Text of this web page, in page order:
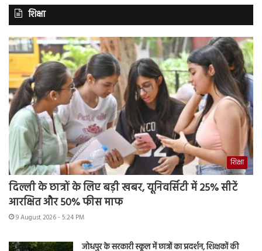
शिक्षा
शिक्षा
दिल्ली के छात्रों के लिए बड़ी खबर, यूनिवर्सिटी में 25% सीटें
आरक्षित और 50% फीस माफ
9 August 2026 - 5:24 PM
जोधपुर के सरकारी स्कूल में छात्रों का प्रदर्शन, शिक्षकों की